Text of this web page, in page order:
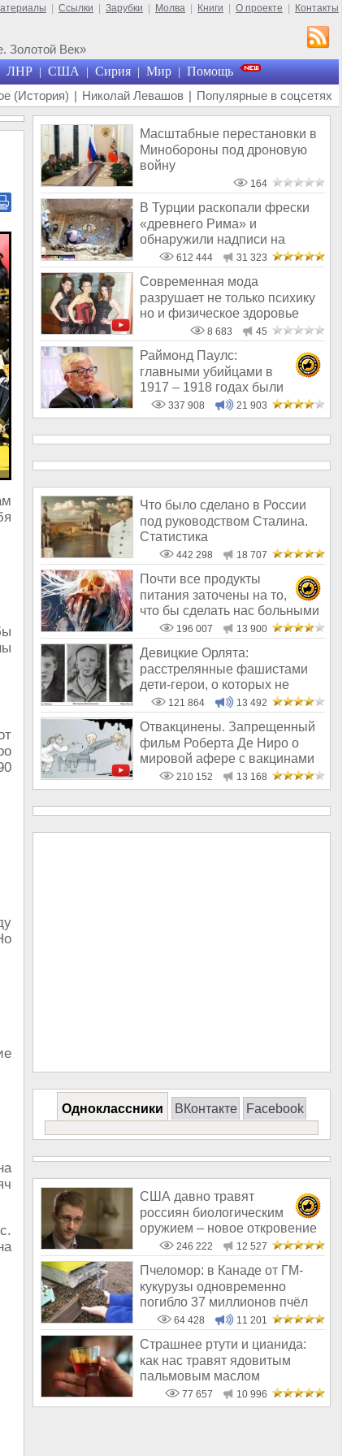
Ссылки Зарубки Молва Книги О проекте Контакты
Золотой Век»
ЛНР | США | Сирия | Мир | Помощь
(История) | Николай Левашов | Популярные в соцсетях
Масштабные перестановки в
Минобороны под дроновую
войну
164
В Турции раскопали фрески
«древнего Рима» и
обнаружили надписи на
Русском!612 444 31 323
Современная мода
разрушает не только психику
но и физическое здоровье
8 683 45
Раймонд Паулс:
главными убийцами в
1917 – 1918 годах были
латыши и евреи, а не русс
337 908 21 903
Что было сделано в России
под руководством Сталина.
Статистика
442 298 18 707
Почти все продукты
питания заточены на то,
что бы сделать нас больными
и бесплодным
196 007 13 900
Девицкие Орлята:
расстрелянные фашистами
дети-герои, о которых не
рассказывают в шк
121 864 13 492
Отвакцинены. Запрещенный
фильм Роберта Де Ниро о
мировой афере с вакцинами
210 152 13 168
Одноклассники ВКонтакте Facebook
США давно травят
россиян биологическим
оружием – новое откровение
Эдварда Сноудена
246 222 12 527
Пчеломор: в Канаде от ГМ-
кукурузы одновременно
погибло 37 миллионов пчёл
64 428 11 201
Страшнее ртути и цианида:
как нас травят ядовитым
пальмовым маслом
77 657 10 996